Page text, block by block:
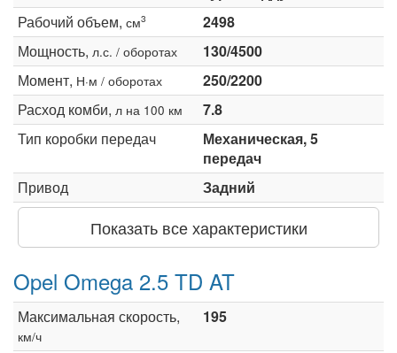
Рабочий объем, см3
2498
Мощность, л.с. / оборотах
130/4500
Момент, Н·м / оборотах
250/2200
Расход комби, л на 100 км
7.8
Тип коробки передач
Механическая, 5
передач
Привод
Задний
Показать все характеристики
Opel Omega 2.5 TD AT
Максимальная скорость,
км/ч
195